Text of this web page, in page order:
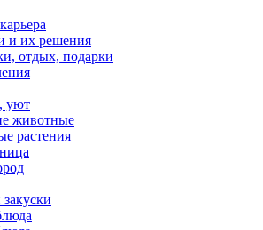
и их решения
отдых, подарки
уют
животные
растения